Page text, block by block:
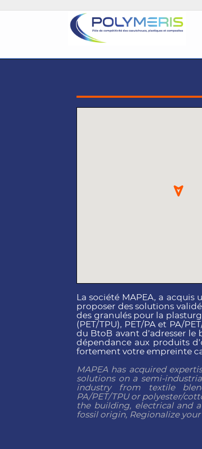
La société MAPEA, a
proposer des solutions
des granulés pour la
(PET/TPU), PET/PA et PA/
du BtoB avant d’adresser
dépendance aux produits
fortement votre empreinte
MAPEA has acquired
solutions on a semi-
industry from textile
PA/PET/TPU or polyester/
the building, electrical and
fossil origin, Regionalize